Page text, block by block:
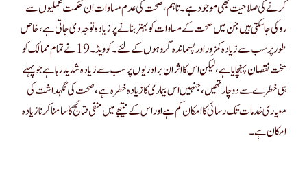
کرنے کی صلاحیت بھی موجود ہے۔ تاہم ، صحت کی عدم مساوات ان حکمت عملیوں سے
روکی جاسکتی ہیں جن میں صحت کے مساوات کو بہتر بنانے پر زیادہ توجہ دی جاتی ہے ، خاص
طور پر سب سے زیادہ کمزور اور پسماندہ گروہوں کے لئے۔ کوویڈ ۔19 نے تمام ممالک کو
سخت نقصان پہنچایا ہے ، لیکن اس کا اثر ان برادریوں پر سب سے زیادہ شدید رہا ہے جو پہلے
ہی خطرے سے دوچار تھیں ، جنہیں اس بیماری کا زیادہ خطرہ ہے ، صحت کی نگہداشت کی
معیاری خدمات تک رسائی کا امکان کم ہے اور اس کے نتیجے میں منفی نتائج کا سامنا کرنا زیادہ
امکان ہے۔